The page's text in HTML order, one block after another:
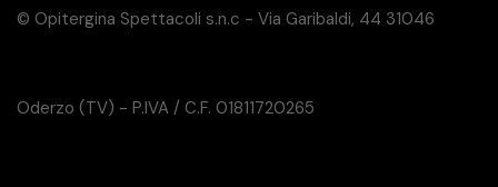
© Opitergina Spettacoli s.n.c - Via Garibaldi, 44 31046
Oderzo (TV) - P.IVA / C.F. 01811720265